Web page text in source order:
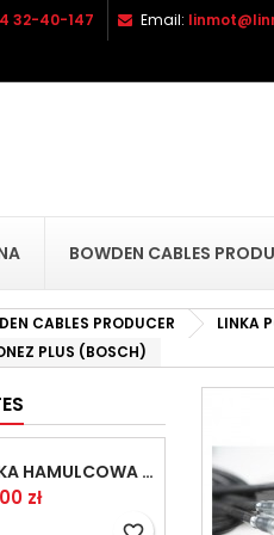
32-40-147 Email:
BOWDEN CABLES
CABLES PRODUCER LINKA
PLUS (BOSCH)
LINKA HAMULCOWA PRZYCZEPY KNOTT 1440/1230 33921-1.14
zł